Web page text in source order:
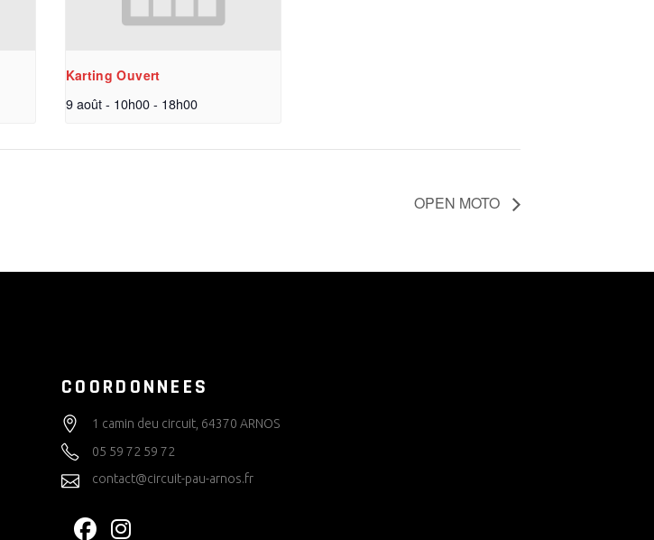
Karting Ouvert
9 août - 10h00 - 18h00
OPEN MOTO
COORDONNEES
1 camin deu circuit, 64370 ARNOS
05 59 72 59 72
contact@circuit-pau-arnos.fr